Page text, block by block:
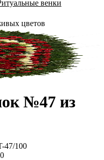
венки
цветов
№47 из
47/100